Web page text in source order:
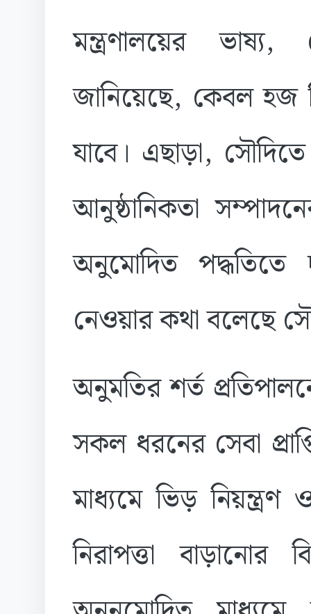
মন্ত্রণালয়ের ভাষ্য,
জানিয়েছে, কেবল হজ
যাবে। এছাড়া,
আনুষ্ঠানিকতা
অনুমোদিত পদ্ধতিতে
নেওয়ার কথা বলেছে
অনুমতির শর্ত
সকল ধরনের সেবা
মাধ্যমে ভিড়
নিরাপত্তা বাড়ানোর